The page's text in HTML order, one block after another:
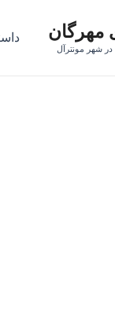
مهرگان
در شهر مونترآل